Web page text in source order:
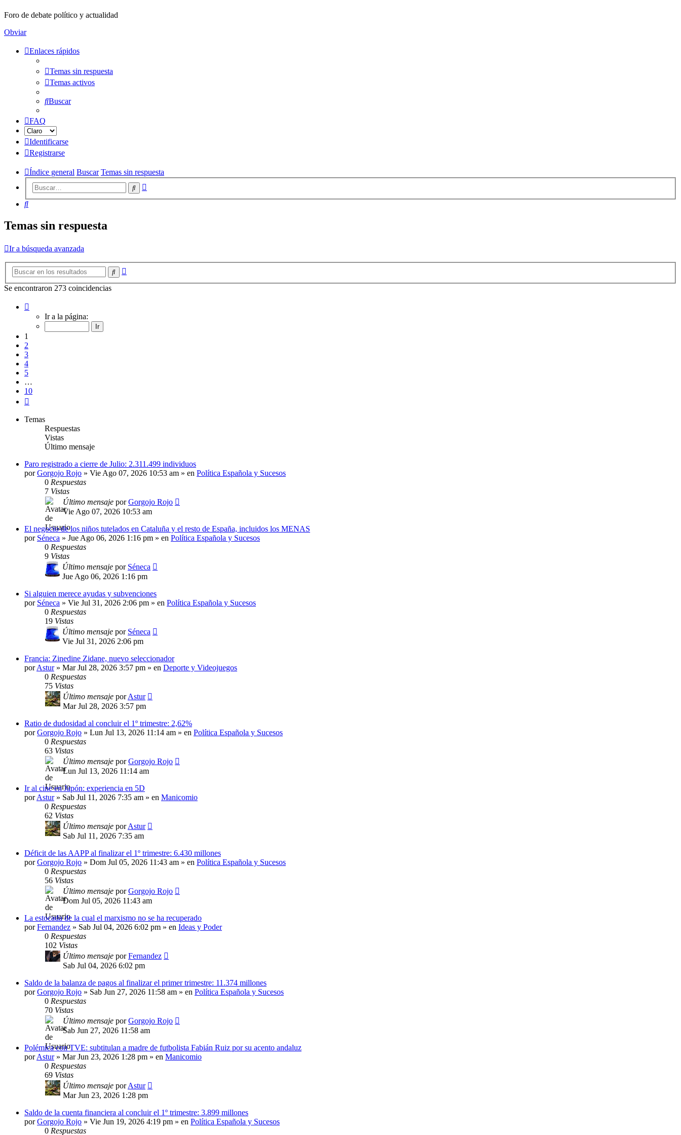
Foro de debate político y actualidad
Obviar
Enlaces rápidos
Temas sin respuesta
Temas activos
Buscar
FAQ
Identificarse
Registrarse
Índice general Buscar Temas sin respuesta
Buscar
Buscar
Temas sin respuesta
Ir a búsqueda avanzada
Buscar
Se encontraron 273 coincidencias
Ir a la página:
1
2
3
4
5
…
10
Temas
Respuestas
Vistas
Último mensaje
Paro registrado a cierre de Julio: 2.311.499 individuos
porGorgojo Rojo » Vie Ago 07, 2026 10:53 am » en Política Española y Sucesos
0 Respuestas
7 Vistas
Último mensaje porGorgojo Rojo
Vie Ago 07, 2026 10:53 am
El negocio de los niños tutelados en Cataluña y el resto de España, incluidos los MENAS
por Séneca » Jue Ago 06, 2026 1:16 pm » en Política Española y Sucesos
0 Respuestas
9 Vistas
Último mensaje por Séneca
Jue Ago 06, 2026 1:16 pm
Si alguien merece ayudas y subvenciones
por Séneca » Vie Jul 31, 2026 2:06 pm » en Política Española y Sucesos
0 Respuestas
19 Vistas
Último mensaje por Séneca
Vie Jul 31, 2026 2:06 pm
Francia: Zinedine Zidane, nuevo seleccionador
porAstur» Mar Jul 28, 2026 3:57 pm » en Deporte y Videojuegos
0 Respuestas
75 Vistas
Último mensaje porAstur
Mar Jul 28, 2026 3:57 pm
Ratio de dudosidad al concluir el 1º trimestre: 2,62%
porGorgojo Rojo » Lun Jul 13, 2026 11:14 am » en Política Española y Sucesos
0 Respuestas
63 Vistas
Último mensaje porGorgojo Rojo
Lun Jul 13, 2026 11:14 am
Ir al cine en Japón: experiencia en 5D
porAstur» Sab Jul 11, 2026 7:35 am » en Manicomio
0 Respuestas
62 Vistas
Último mensaje porAstur
Sab Jul 11, 2026 7:35 am
Déficit de las AAPP al finalizar el 1º trimestre: 6.430 millones
porGorgojo Rojo » Dom Jul 05, 2026 11:43 am » en Política Española y Sucesos
0 Respuestas
56 Vistas
Último mensaje porGorgojo Rojo
Dom Jul 05, 2026 11:43 am
La estocada de la cual el marxismo no se ha recuperado
porFernandez » Sab Jul 04, 2026 6:02 pm » en Ideas y Poder
0 Respuestas
102 Vistas
Último mensaje porFernandez
Sab Jul 04, 2026 6:02 pm
Saldo de la balanza de pagos al finalizar el primer trimestre: 11.374 millones
porGorgojo Rojo » Sab Jun 27, 2026 11:58 am » en Política Española y Sucesos
0 Respuestas
70 Vistas
Último mensaje porGorgojo Rojo
Sab Jun 27, 2026 11:58 am
Polémica con TVE: subtitulan a madre de futbolista Fabián Ruiz por su acento andaluz
porAstur» Mar Jun 23, 2026 1:28 pm » en Manicomio
0 Respuestas
69 Vistas
Último mensaje porAstur
Mar Jun 23, 2026 1:28 pm
Saldo de la cuenta financiera al concluir el 1º trimestre: 3.899 millones
porGorgojo Rojo » Vie Jun 19, 2026 4:19 pm » en Política Española y Sucesos
0 Respuestas